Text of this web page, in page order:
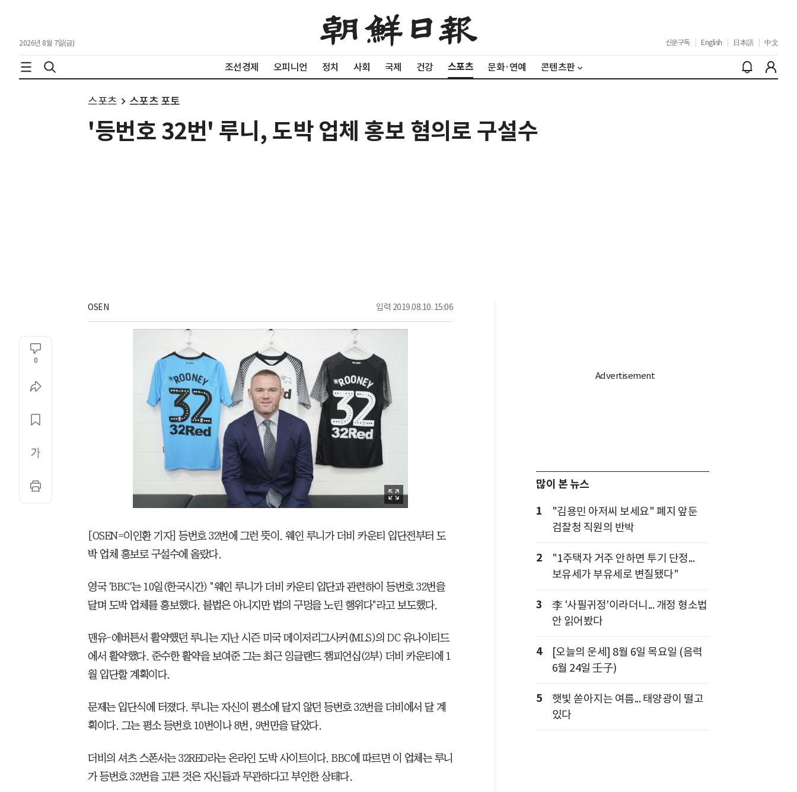
2026년 8월 7일(금) 신문구독 English 日本語 中文
조선경제 오피니언 정치 사회 국제 건강 스포츠 문화·연예 콘텐츠판
스포츠 스포츠 포토
'등번호 32번' 루니, 도박 업체 홍보 혐의로 구설수
OSEN 입력 2019.08.10. 15:06
0
[OSEN=이인환 기자] 등번호 32번에 그런 뜻이. 웨인 루니가 더비 카운티 입단전부터 도
박 업체 홍보로 구설수에 올랐다.
영국 'BBC'는 10일(한국시간) "웨인 루니가 더비 카운티 입단과 관련하이 등번호 32번을
달며 도박 업체를 홍보했다. 불법은 아니지만 법의 구멍을 노린 행위다"라고 보도했다.
맨유-에버튼서 활약했던 루니는 지난 시즌 미국 메이저리그사커(MLS)의 DC 유나이티드
에서 활약했다. 준수한 활약을 보여준 그는 최근 잉글랜드 챔피언십(2부) 더비 카운티에 1
월 입단할 계획이다.
문제는 입단식에 터졌다. 루니는 자신이 평소에 달지 않던 등번호 32번을 더비에서 달 계
획이다. 그는 평소 등번호 10번이나 8번, 9번만을 달았다.
더비의 셔츠 스폰서는 32RED라는 온라인 도박 사이트이다. BBC에 따르면 이 업체는 루니
가 등번호 32번을 고른 것은 자신들과 무관하다고 부인한 상태다.
많이 본 뉴스
1
"김용민 아저씨 보세요" 폐지 앞둔
검찰청 직원의 반박
2
"1주택자 거주 안하면 투기 단정...
보유세가 부유세로 변질됐다"
3
李 '사필귀정'이라더니... 개정 형소법
안 읽어봤다
4
[오늘의 운세] 8월 6일 목요일 (음력
6월 24일 壬子)
5
햇빛 쏟아지는 여름... 태양광이 떨고
있다